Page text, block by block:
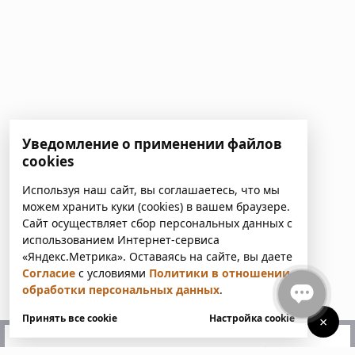
Уведомление о применении файлов
cookies
Используя наш сайт, вы соглашаетесь, что мы
можем хранить куки (cookies) в вашем браузере.
Сайт осуществляет сбор персональных данных с
использованием Интернет-сервиса
«Яндекс.Метрика». Оставаясь на сайте, вы даете
Согласие с условиями Политики в отношении
обработки персональных данных.
Принять все cookie Настройка cookie ×